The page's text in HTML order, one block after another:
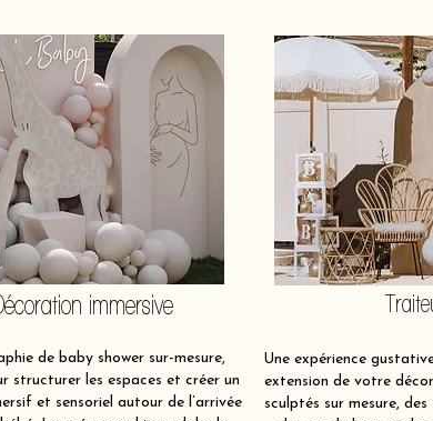
immersive
de baby shower sur-mesure,
structurer les espaces et créer un
et sensoriel autour de l’arrivée
Une expérience
extension de votre
sculptés sur mesure,